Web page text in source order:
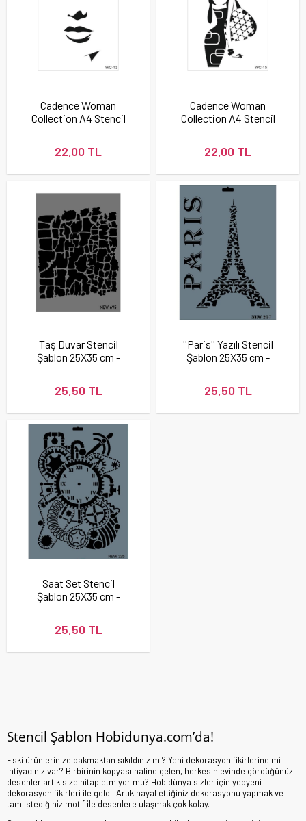
Cadence Woman
Collection A4 Stencil
22,00 TL
Cadence Woman
Collection A4 Stencil
22,00 TL
Taş Duvar Stencil
Şablon 25X35 cm -
25,50 TL
''Paris'' Yazılı Stencil
Şablon 25X35 cm -
25,50 TL
Saat Set Stencil
Şablon 25X35 cm -
25,50 TL
Stencil Şablon Hobidunya.com’da!
Eski ürünlerinize bakmaktan sıkıldınız mı? Yeni dekorasyon fikirlerine mi
ihtiyacınız var? Birbirinin kopyası haline gelen, herkesin evinde gördüğünüz
desenler artık size hitap etmiyor mu? Hobidünya sizler için yepyeni
dekorasyon fikirleri ile geldi! Artık hayal ettiğiniz dekorasyonu yapmak ve
tam istediğiniz motif ile desenlere ulaşmak çok kolay.